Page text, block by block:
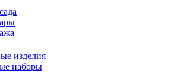
изделия
наборы